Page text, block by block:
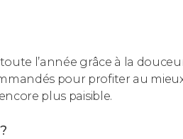
l’année grâce à la
pour profiter au
plus paisible.